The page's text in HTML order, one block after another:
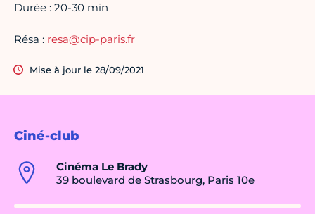
Ciné-club
Cinéma Le Brady
39 boulevard de Strasbourg, Paris 10e
Durée : 20-30 min
Résa : resa@cip-paris.fr
Mise à jour le 28/09/2021